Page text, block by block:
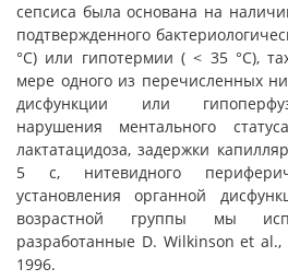
сепсиса была основана на
подтвержденного
°С) или гипотермии ( < 35 °С),
мере одного из перечисленных
дисфункции или
нарушения ментального
лактатацидоза, задержки
5 с, нитевидного
установления органной
возрастной группы мы
разработанные D. Wilkinson et
1996.